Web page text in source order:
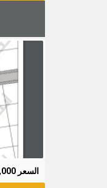
السعر 600,000 ريال